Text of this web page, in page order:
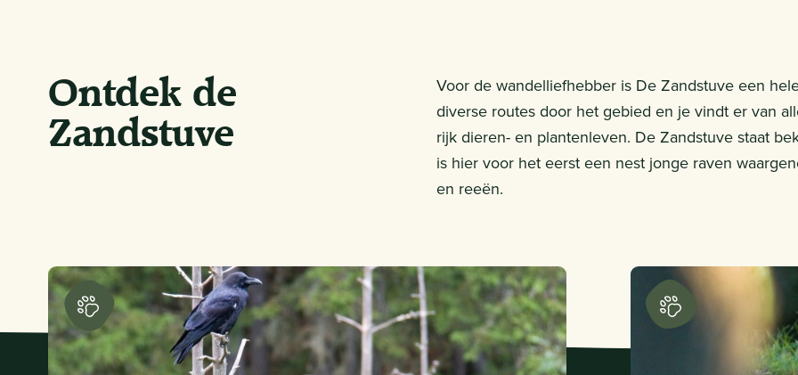
Ontdek de
Zandstuve
Voor de wandelliefhebber is De Zandstuve een
diverse routes door het gebied en je vindt er van
rijk dieren- en plantenleven. De Zandstuve staat
is hier voor het eerst een nest jonge raven
en reeën.